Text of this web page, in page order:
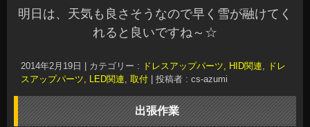
明日は、天気も良さそうなので早く雪が融けてく
れると良いですね～☆
2014年2月19日 カテゴリー : ドレスアップパーツ, HID関連, ドレ
スアップパーツ, LED関連, 取付 投稿者 : cs-azumi
出張作業